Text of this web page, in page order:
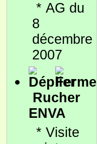
* AG du
8
décembre
2007
Rucher
ENVA
* Visite